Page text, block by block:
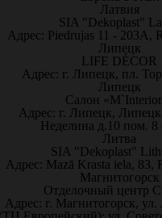
Латвия
SIA "Dekoplast"
Адрес: Piedrujas 11 - 203A,
Липецк
LIFE DÉCOR
Адрес: г. Липецк, пл.
Липецк
Салон
Адрес: г. Липецк,
Неделина д.10 пом. 8
Литва
SIA "Dekoplast"
Адрес: Mazā Krasta iela, 83,
Магнитогорск
Отделочный центр
Адрес: г. Магнитогорск,